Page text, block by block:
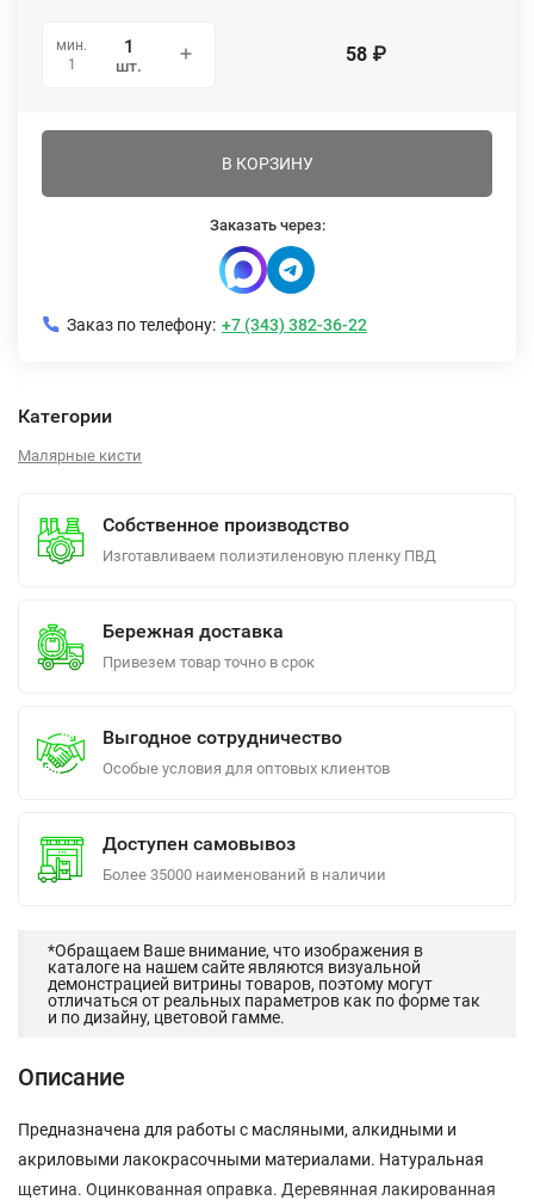
мин.
1
шт. 58 ₽
В КОРЗИНУ
Заказать через:
Заказ по телефону: +7 (343) 382-36-22
Категории
Малярные кисти
Собственное производство
Изготавливаем полиэтиленовую пленку ПВД
Бережная доставка
Привезем товар точно в срок
Выгодное сотрудничество
Особые условия для оптовых клиентов
Доступен самовывоз
Более 35000 наименований в наличии
*Обращаем Ваше внимание, что изображения в
каталоге на нашем сайте являются визуальной
демонстрацией витрины товаров, поэтому могут
отличаться от реальных параметров как по форме так
и по дизайну, цветовой гамме.
Описание
Предназначена для работы с масляными, алкидными и
акриловыми лакокрасочными материалами. Натуральная
щетина. Оцинкованная оправка. Деревянная лакированная